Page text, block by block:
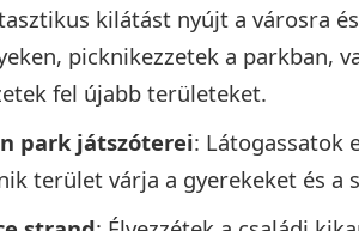
kilátást nyújt a városra
picknikezzetek a parkban,
fel újabb területeket.
park játszóterei: Látogassatok
terület várja a gyerekeket és a